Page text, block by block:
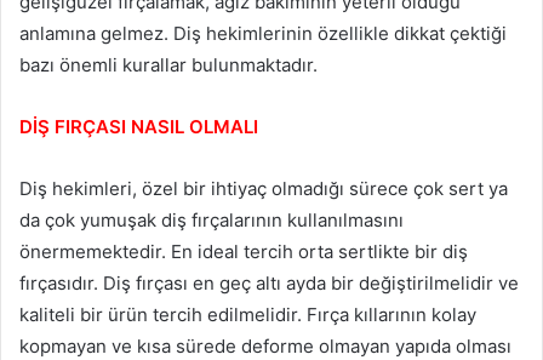
anlamına gelmez. Diş hekimlerinin özellikle dikkat çektiği
bazı önemli kurallar bulunmaktadır.
DİŞ FIRÇASI NASIL OLMALI
Diş hekimleri, özel bir ihtiyaç olmadığı sürece çok sert ya
da çok yumuşak diş fırçalarının kullanılmasını
önermemektedir. En ideal tercih orta sertlikte bir diş
fırçasıdır. Diş fırçası en geç altı ayda bir değiştirilmelidir ve
kaliteli bir ürün tercih edilmelidir. Fırça kıllarının kolay
kopmayan ve kısa sürede deforme olmayan yapıda olması